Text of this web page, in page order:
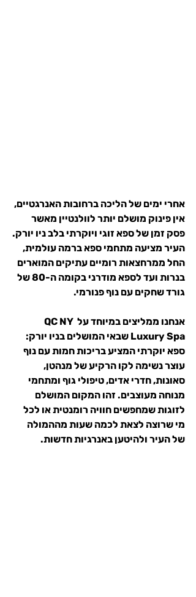
אחרי ימים של הליכה ברחובות האנרגטיים,
אין פינוק מושלם יותר לוולנטיין מאשר
פסק זמן של ספא זוגי ויוקרתי בלב ניו יורק.
העיר מציעה מתחמי ספא ברמה עולמית,
החל ממרחצאות רומיים עתיקים המוארים
בנרות ועד לספא מודרני בקומה ה-80 של
גורד שחקים עם נוף פנורמי.
אנחנו ממליצים במיוחד על QC NY
Luxury Spa שבאי המושלים בניו יורק:
ספא יוקרתי המציע בריכות חמות עם נוף
עוצר נשימה לקו הרקיע של מנהטן,
סאונות, חדרי אדים, טיפולי גוף ומתחמי
מנוחה מעוצבים. זהו המקום המושלם
לזוגות שמחפשים חוויה רומנטית או לכל
מי שרוצה לצאת לכמה שעות מההמולה
של העיר ולהיטען באנרגיות חדשות.